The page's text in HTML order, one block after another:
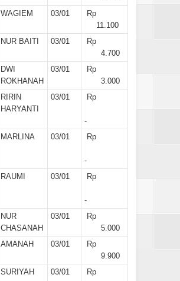
WAGIEM 03/01
Rp
11.100
NUR BAITI 03/01
Rp
4.700
DWI
ROKHANAH
03/01
Rp
3.000
RIRIN
HARYANTI
03/01 Rp
-
MARLINA 03/01 Rp
-
RAUMI 03/01 Rp
-
NUR
CHASANAH
03/01
Rp
5.000
AMANAH 03/01
Rp
9.900
SURIYAH 03/01 Rp